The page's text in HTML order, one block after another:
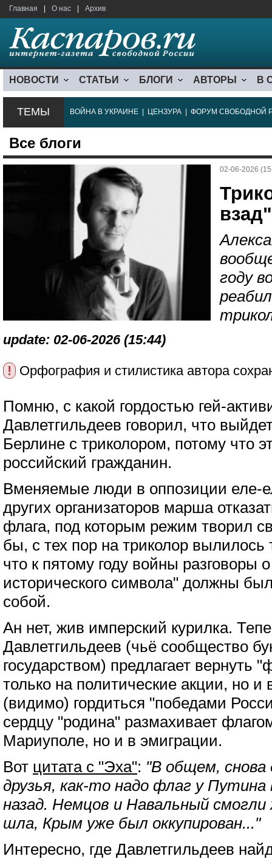
Главная О нас Архив
НОВОСТИ СТАТЬИ БЛОГИ АВТОРЫ В
ТЕМЫ ВОЙНА В УКРАИНЕ ЦЕНЗУРА ФОРУМ СВОБОДНОЙ
Все блоги
02-06-2026
году
update: 02-06-2026 (15:44)
! Орфография и стилистика автора
Помню, с какой гордостью гей-
Давлетгильдеев говорил, что
Берлине с триколором, потому что
российский гражданин.
Вменяемые люди в оппозиции еле-
других организаторов марша
флага, под которым режим творил
бы, с тех пор на триколор вылилось
что к пятому году войны разговоры
исторического символа" должны
собой.
Ан нет, жив имперский курилка.
Давлетгильдеев (чьё сообщество
государством) предлагает вернуть
только на политические акции, но
(видимо) гордиться "победами
сердцу "родина" размахивает
Мариуполе, но и в эмиграции.
Вот цитата с "Эха": "В общем,
друзья, как-то надо флаг у
назад. Немцов и Навальный смогли
шла, Крым уже был оккупирован..."
Интересно, где Давлетгильдеев